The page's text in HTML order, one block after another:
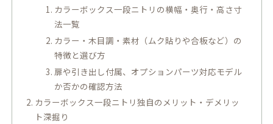
カラーボックス一段ニトリの横幅・奥行・高さ寸
法一覧
カラー・木目調・素材（ムク貼りや合板など）の
特徴と選び方
扉や引き出し付属、オプションパーツ対応モデル
か否かの確認方法
カラーボックス一段ニトリ独自のメリット・デメリッ
ト深掘り